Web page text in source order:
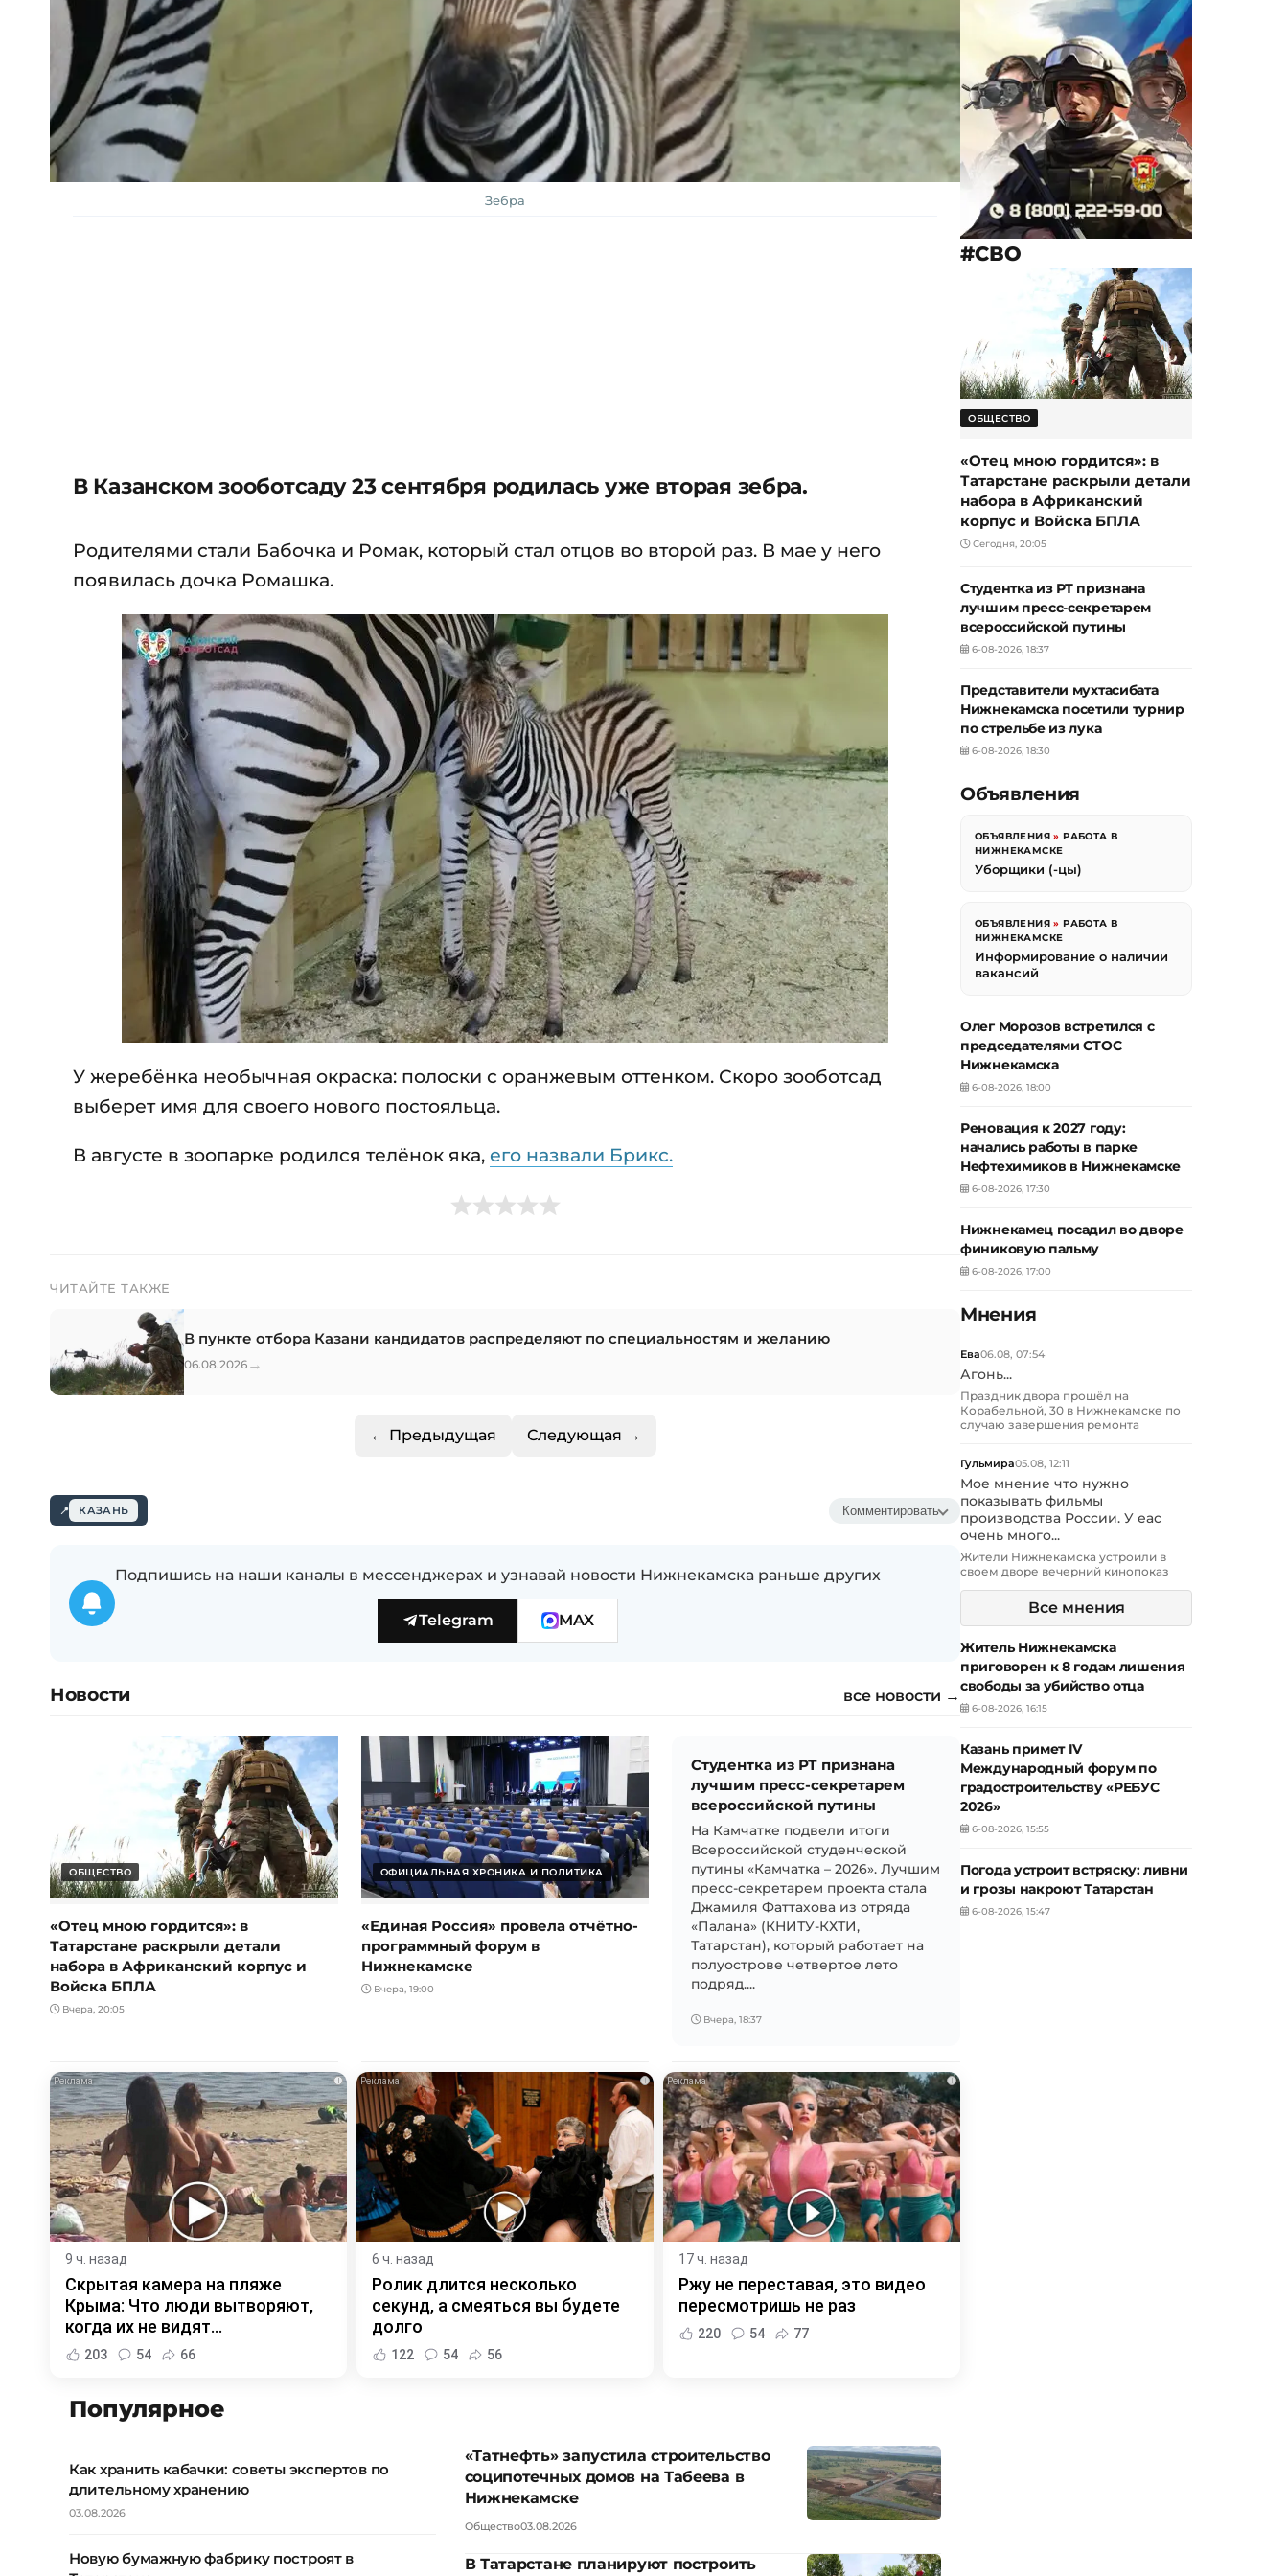
Зебра
В Казанском зооботсаду 23 сентября родилась уже вторая зебра.
Родителями стали Бабочка и Ромак, который стал отцов во второй раз. В мае у него
появилась дочка Ромашка.
У жеребёнка необычная окраска: полоски с оранжевым оттенком. Скоро зооботсад
выберет имя для своего нового постояльца.
В августе в зоопарке родился телёнок яка, его назвали Брикс.
ЧИТАЙТЕ ТАКЖЕ
В пункте отбора Казани кандидатов распределяют по специальностям и желанию
06.08.2026 →
← Предыдущая Следующая →
КАЗАНЬ Комментировать
Подпишись на наши каналы в мессенджерах и узнавай новости Нижнекамска раньше других
Telegram MAX
Новости все новости →
ОБЩЕСТВО
«Отец мною гордится»: в
Татарстане раскрыли детали
набора в Африканский корпус и
Войска БПЛА
Вчера, 20:05
ОФИЦИАЛЬНАЯ ХРОНИКА И ПОЛИТИКА
«Единая Россия» провела отчётно-
программный форум в
Нижнекамске
Вчера, 19:00
Студентка из РТ признана
лучшим пресс-секретарем
всероссийской путины
На Камчатке подвели итоги
Всероссийской студенческой
путины «Камчатка – 2026». Лучшим
пресс-секретарем проекта стала
Джамиля Фаттахова из отряда
«Палана» (КНИТУ-КХТИ,
Татарстан), который работает на
полуострове четвертое лето
подряд....
Вчера, 18:37
i
9 ч. назад
Скрытая камера на пляже
Крыма: Что люди вытворяют,
когда их не видят...
203 54 66
i
6 ч. назад
Ролик длится несколько
секунд, а смеяться вы будете
долго
122 54 56
i
17 ч. назад
Ржу не переставая, это видео
пересмотришь не раз
220 54 77
Популярное
Как хранить кабачки: советы экспертов по
длительному хранению
03.08.2026
Новую бумажную фабрику построят в
«Татнефть» запустила строительство
соципотечных домов на Табеева в
Нижнекамске
Общество03.08.2026
В Татарстане планируют построить
#СВО
ОБЩЕСТВО
«Отец мною гордится»: в
Татарстане раскрыли детали
набора в Африканский
корпус и Войска БПЛА
Сегодня, 20:05
Студентка из РТ признана
лучшим пресс-секретарем
всероссийской путины
6-08-2026, 18:37
Представители мухтасибата
Нижнекамска посетили турнир
по стрельбе из лука
6-08-2026, 18:30
Объявления
ОБЪЯВЛЕНИЯ »РАБОТА В
НИЖНЕКАМСКЕ
Уборщики (-цы)
ОБЪЯВЛЕНИЯ »РАБОТА В
НИЖНЕКАМСКЕ
Информирование о наличии
вакансий
Олег Морозов встретился с
председателями СТОС
Нижнекамска
6-08-2026, 18:00
Реновация к 2027 году:
начались работы в парке
Нефтехимиков в Нижнекамске
6-08-2026, 17:30
Нижнекамец посадил во дворе
финиковую пальму
6-08-2026, 17:00
Мнения
Ева06.08, 07:54
Агонь...
Праздник двора прошёл на
Корабельной, 30 в Нижнекамске по
случаю завершения ремонта
Гульмира05.08, 12:11
Мое мнение что нужно
показывать фильмы
производства России. У еас
очень много...
Жители Нижнекамска устроили в
своем дворе вечерний кинопоказ
Все мнения
Житель Нижнекамска
приговорен к 8 годам лишения
свободы за убийство отца
6-08-2026, 16:15
Казань примет IV
Международный форум по
градостроительству «РЕБУС
2026»
6-08-2026, 15:55
Погода устроит встряску: ливни
и грозы накроют Татарстан
6-08-2026, 15:47